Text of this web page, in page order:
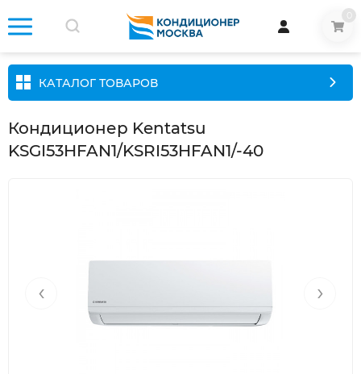
КАТАЛОГ ТОВАРОВ
Кондиционер Kentatsu
KSGI53HFAN1/KSRI53HFAN1/-40
‹ ›